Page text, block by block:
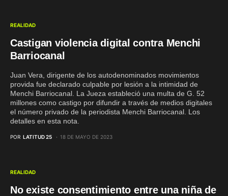
REALIDAD
Castigan violencia digital contra Menchi
Barriocanal
Juan Vera, dirigente de los autodenominados movimientos
provida fue declarado culpable por lesión a la intimidad de
Menchi Barriocanal. La Jueza estableció una multa de G. 52
millones como castigo por difundir a través de medios digitales
el número privado de la periodista Menchi Barriocanal. Los
detalles en esta nota.
POR LATITUD 25 18 DE MAYO DE 2023
REALIDAD
No existe consentimiento entre una niña de